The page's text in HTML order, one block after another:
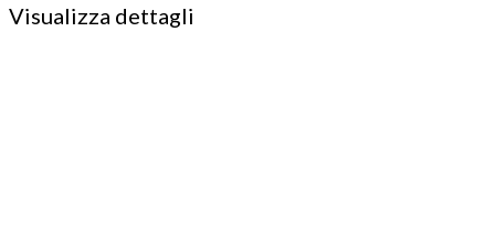
Visualizza dettagli